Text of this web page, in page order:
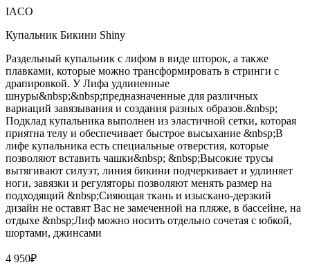
IACO
Купальник Бикини Shiny
Раздельный купальник с лифом в виде шторок, а также
плавками, которые можно трансформировать в стринги с
драпировкой. У Лифа удлиненные
шнуры&nbsp;&nbsp;предназначенные для различных
вариаций завязывания и создания разных образов.&nbsp;
Подклад купальника выполнен из эластичной сетки, которая
приятна телу и обеспечивает быстрое высыхание &nbsp;В
лифе купальника есть специальные отверстия, которые
позволяют вставить чашки&nbsp; &nbsp;Высокие трусы
вытягивают силуэт, линия бикини подчеркивает и удлиняет
ноги, завязки и регуляторы позволяют менять размер на
подходящий &nbsp;Сияющая ткань и изыскано-дерзкий
дизайн не оставят Вас не замеченной на пляже, в бассейне, на
отдыхе &nbsp;Лиф можно носить отдельно сочетая с юбкой,
шортами, джинсами
4 950₽